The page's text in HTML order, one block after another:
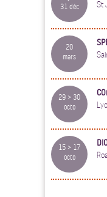
31 déc
St
20
mars
29 > 30
octo
15 > 17
octo